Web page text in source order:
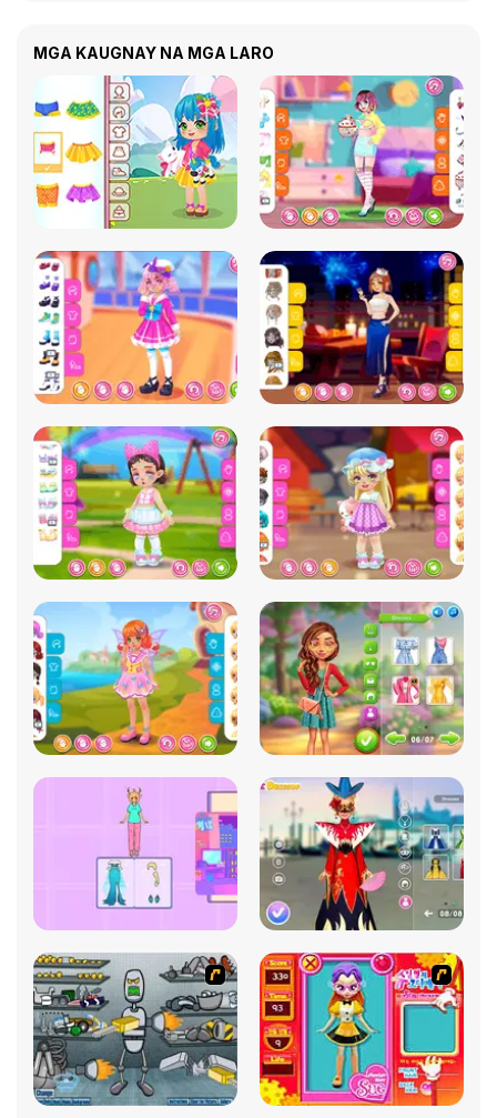
MGA KAUGNAY NA MGA LARO